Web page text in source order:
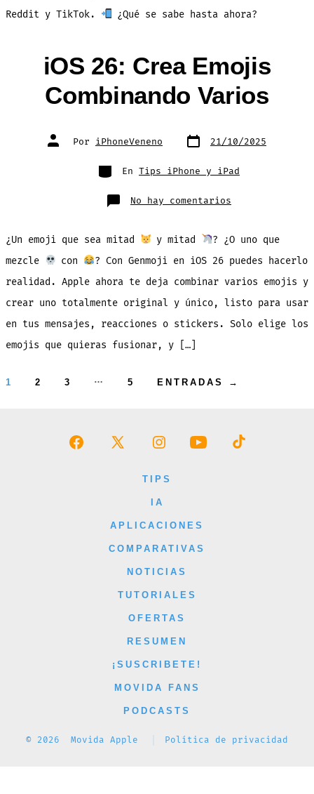
Reddit y TikTok.
¿Qué se sabe hasta ahora?
iOS 26: Crea Emojis
Combinando Varios
Autor
de Por iPhoneVeneno Fecha
de 21/10/2025
Categorías
En Tips iPhone y iPad
No hay comentarios
iOS
Emojis
Combinando
¿Un emoji que sea mitad y mitad
? ¿O uno que
mezcle
con
? Con Genmoji en iOS 26 puedes hacerlo
realidad. Apple ahora te deja combinar varios emojis y
crear uno totalmente original y único, listo para usar
en tus mensajes, reacciones o stickers. Solo elige los
emojis que quieras fusionar, y […]
Paginación
entradas
1 2 3 … 5 ENTRADAS →
Abrir
Abrir
Abrir
Instagram
Abrir
Abrir
TIPS
IA
APLICACIONES
COMPARATIVAS
NOTICIAS
TUTORIALES
OFERTAS
RESUMEN
¡SUSCRIBETE!
MOVIDA FANS
PODCASTS
© 2026Movida Apple Política de privacidad